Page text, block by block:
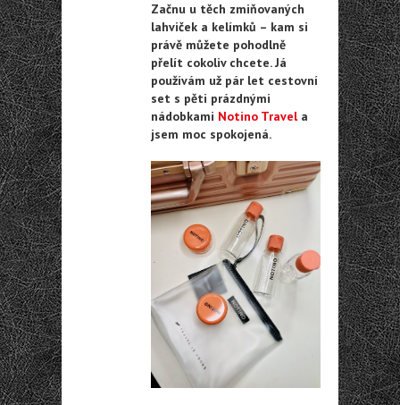
Začnu u těch zmiňovaných
lahviček a kelímků – kam si
právě můžete pohodlně
přelít cokoliv chcete. Já
používám už pár let cestovní
set s pěti prázdnými
nádobkami Notino Travela
jsem moc spokojená.